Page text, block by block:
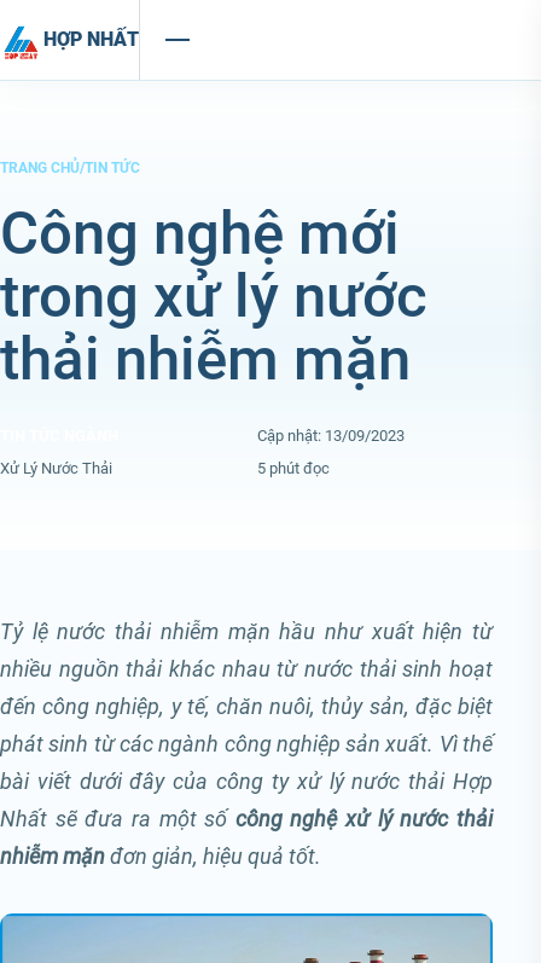
HỢP NHẤT
TRANG CHỦ/TIN TỨC
Công nghệ mới
trong xử lý nước
thải nhiễm mặn
Cập nhật: 13/09/2023
Xử Lý Nước Thải
5 phút đọc
Tỷ lệ nước thải nhiễm mặn hầu như xuất hiện từ
nhiều nguồn thải khác nhau từ nước thải sinh hoạt
đến công nghiệp, y tế, chăn nuôi, thủy sản, đặc biệt
phát sinh từ các ngành công nghiệp sản xuất. Vì thế
bài viết dưới đây của công ty xử lý nước thải Hợp
Nhất sẽ đưa ra một số công nghệ xử lý nước thải
nhiễm mặnđơn giản, hiệu quả tốt.